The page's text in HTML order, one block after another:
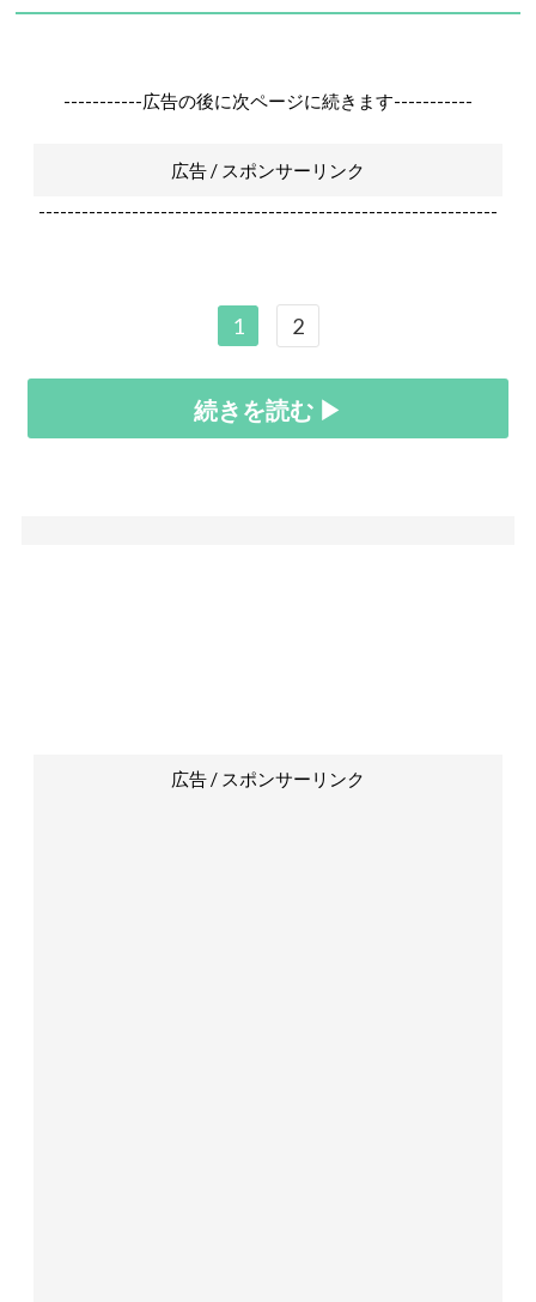
-----------広告の後に次ページに続きます-----------
広告 / スポンサーリンク
----------------------------------------------------------------
1 2
続きを読む ▶
広告 / スポンサーリンク